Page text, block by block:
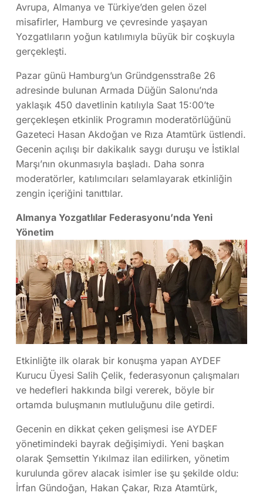
Avrupa, Almanya ve Türkiye’den gelen özel
misafirler, Hamburg ve çevresinde yaşayan
Yozgatlıların yoğun katılımıyla büyük bir coşkuyla
gerçekleşti.
Pazar günü Hamburg’un Gründgensstraße 26
adresinde bulunan Armada Düğün Salonu’nda
yaklaşık 450 davetlinin katılıyla Saat 15:00’te
gerçekleşen etkinlik Programın moderatörlüğünü
Gazeteci Hasan Akdoğan ve Rıza Atamtürk üstlendi.
Gecenin açılışı bir dakikalık saygı duruşu ve İstiklal
Marşı’nın okunmasıyla başladı. Daha sonra
moderatörler, katılımcıları selamlayarak etkinliğin
zengin içeriğini tanıttılar.
Almanya Yozgatlılar Federasyonu’nda Yeni
Yönetim
Etkinliğte ilk olarak bir konuşma yapan AYDEF
Kurucu Üyesi Salih Çelik, federasyonun çalışmaları
ve hedefleri hakkında bilgi vererek, böyle bir
ortamda buluşmanın mutluluğunu dile getirdi.
Gecenin en dikkat çeken gelişmesi ise AYDEF
yönetimindeki bayrak değişimiydi. Yeni başkan
olarak Şemsettin Yıkılmaz ilan edilirken, yönetim
kurulunda görev alacak isimler ise şu şekilde oldu:
İrfan Gündoğan, Hakan Çakar, Rıza Atamtürk,